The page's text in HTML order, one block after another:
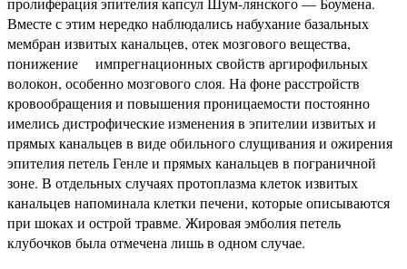
Вместе с этим нередко наблюдались набухание базальных
мембран извитых канальцев, отек мозгового вещества,
понижение импрегнационных свойств аргирофильных
волокон, особенно мозгового слоя. На фоне расстройств
кровообращения и повышения проницаемости постоянно
имелись дистрофические изменения в эпителии извитых и
прямых канальцев в виде обильного слущивания и ожирения
эпителия петель Генле и прямых канальцев в пограничной
зоне. В отдельных случаях протоплазма клеток извитых
канальцев напоминала клетки печени, которые описываются
при шоках и острой травме. Жировая эмболия петель
клубочков была отмечена лишь в одном случае.